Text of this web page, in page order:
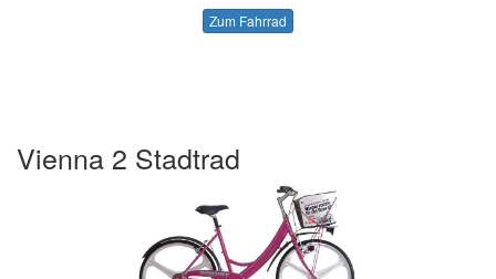
Zum Fahrrad
Vienna 2 Stadtrad